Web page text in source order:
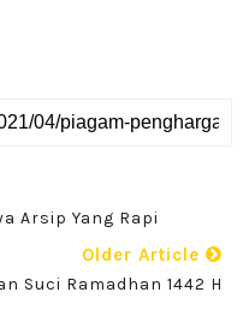
Arsip Yang Rapi
Older Article
Suci Ramadhan 1442 H